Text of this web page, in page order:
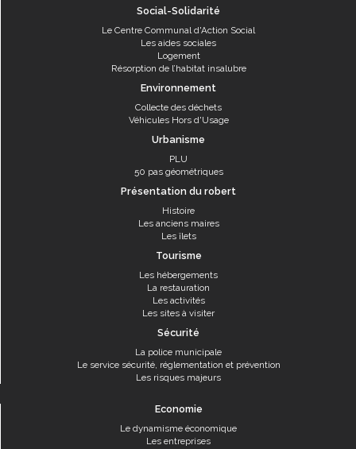
Social-Solidarité
Le Centre Communal d'Action Social
Les aides sociales
Logement
Résorption de l’habitat insalubre
Environnement
Collecte des déchets
Véhicules Hors d'Usage
Urbanisme
PLU
50 pas géométriques
Présentation du robert
Histoire
Les anciens maires
Les îlets
Tourisme
Les hébergements
La restauration
Les activités
Les sites à visiter
Sécurité
La police municipale
Le service sécurité, réglementation et prévention
Les risques majeurs
Economie
Le dynamisme économique
Les entreprises